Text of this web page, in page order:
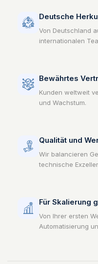
Deutsche
Von Deutschland
internationalen
Bewährtes
Kunden weltweit
und Wachstum.
Qualität und
Wir balancieren
technische
Für Skalierung
Von Ihrer ersten
Automatisierung